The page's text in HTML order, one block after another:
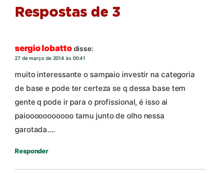
Respostas de 3
sergio lobatto disse:
27 de março de 2014 às 00:41
muito interessante o sampaio investir na categoria
de base e pode ter certeza se q dessa base tem
gente q pode ir para o profissional, é isso ai
paiooooooooooo tamu junto de olho nessa
garotada….
Responder